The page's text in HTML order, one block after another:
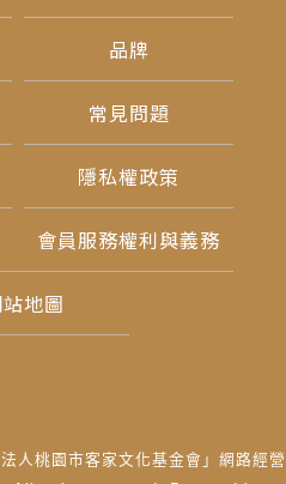
品牌
常見問題
隱私權政策
會員服務權利與義務
地圖
人桃園市客家文化基金會」網路經營